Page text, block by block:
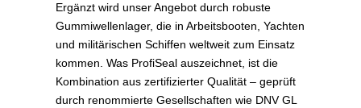
Ergänzt wird unser Angebot durch robuste
Gummiwellenlager, die in Arbeitsbooten, Yachten
und militärischen Schiffen weltweit zum Einsatz
kommen. Was ProfiSeal auszeichnet, ist die
Kombination aus zertifizierter Qualität – geprüft
durch renommierte Gesellschaften wie DNV GL